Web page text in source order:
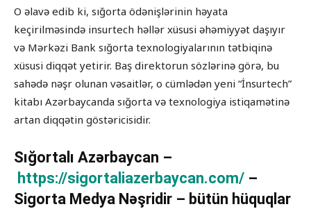
O əlavə edib ki, sığorta ödənişlərinin həyata
keçirilməsində insurtech həllər xüsusi əhəmiyyət daşıyır
və Mərkəzi Bank sığorta texnologiyalarının tətbiqinə
xüsusi diqqət yetirir. Baş direktorun sözlərinə görə, bu
sahədə nəşr olunan vəsaitlər, o cümlədən yeni “İnsurtech”
kitabı Azərbaycanda sığorta və texnologiya istiqamətinə
artan diqqətin göstəricisidir.
Sığortalı Azərbaycan –
https://sigortaliazerbaycan.com/ –
Sigorta Medya Nəşridir – bütün hüquqlar